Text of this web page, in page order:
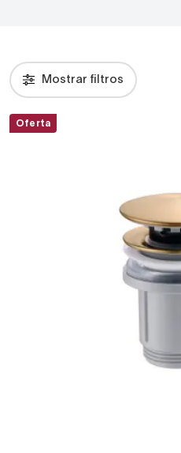
Mostrar filtros
Oferta